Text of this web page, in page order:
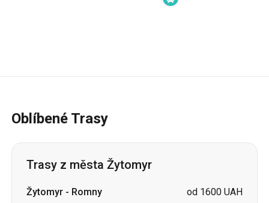
Romny
Žytomyr-Samar
Žytomyr - Pavlohrad
od 2900 UAH